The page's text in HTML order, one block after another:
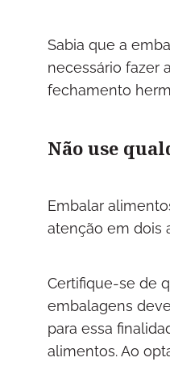
Sabia que a
necessário fazer a
fechamento
Não use
Embalar
atenção em dois
Certifique-se de
embalagens
para essa
alimentos. Ao